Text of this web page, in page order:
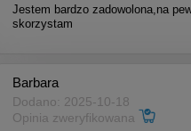
Jestem bardzo zadowolona,na
skorzystam
Barbara
Dodano: 2025-10-18
Opinia zweryfikowana